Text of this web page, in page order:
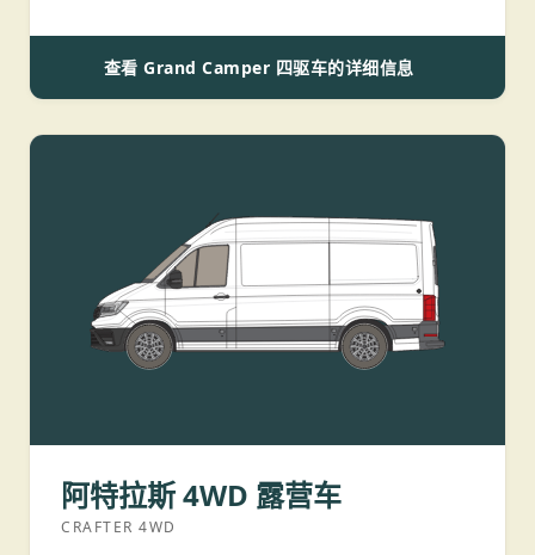
查看 Grand Camper 四驱车的详细信息
阿特拉斯 4WD 露营车
CRAFTER 4WD